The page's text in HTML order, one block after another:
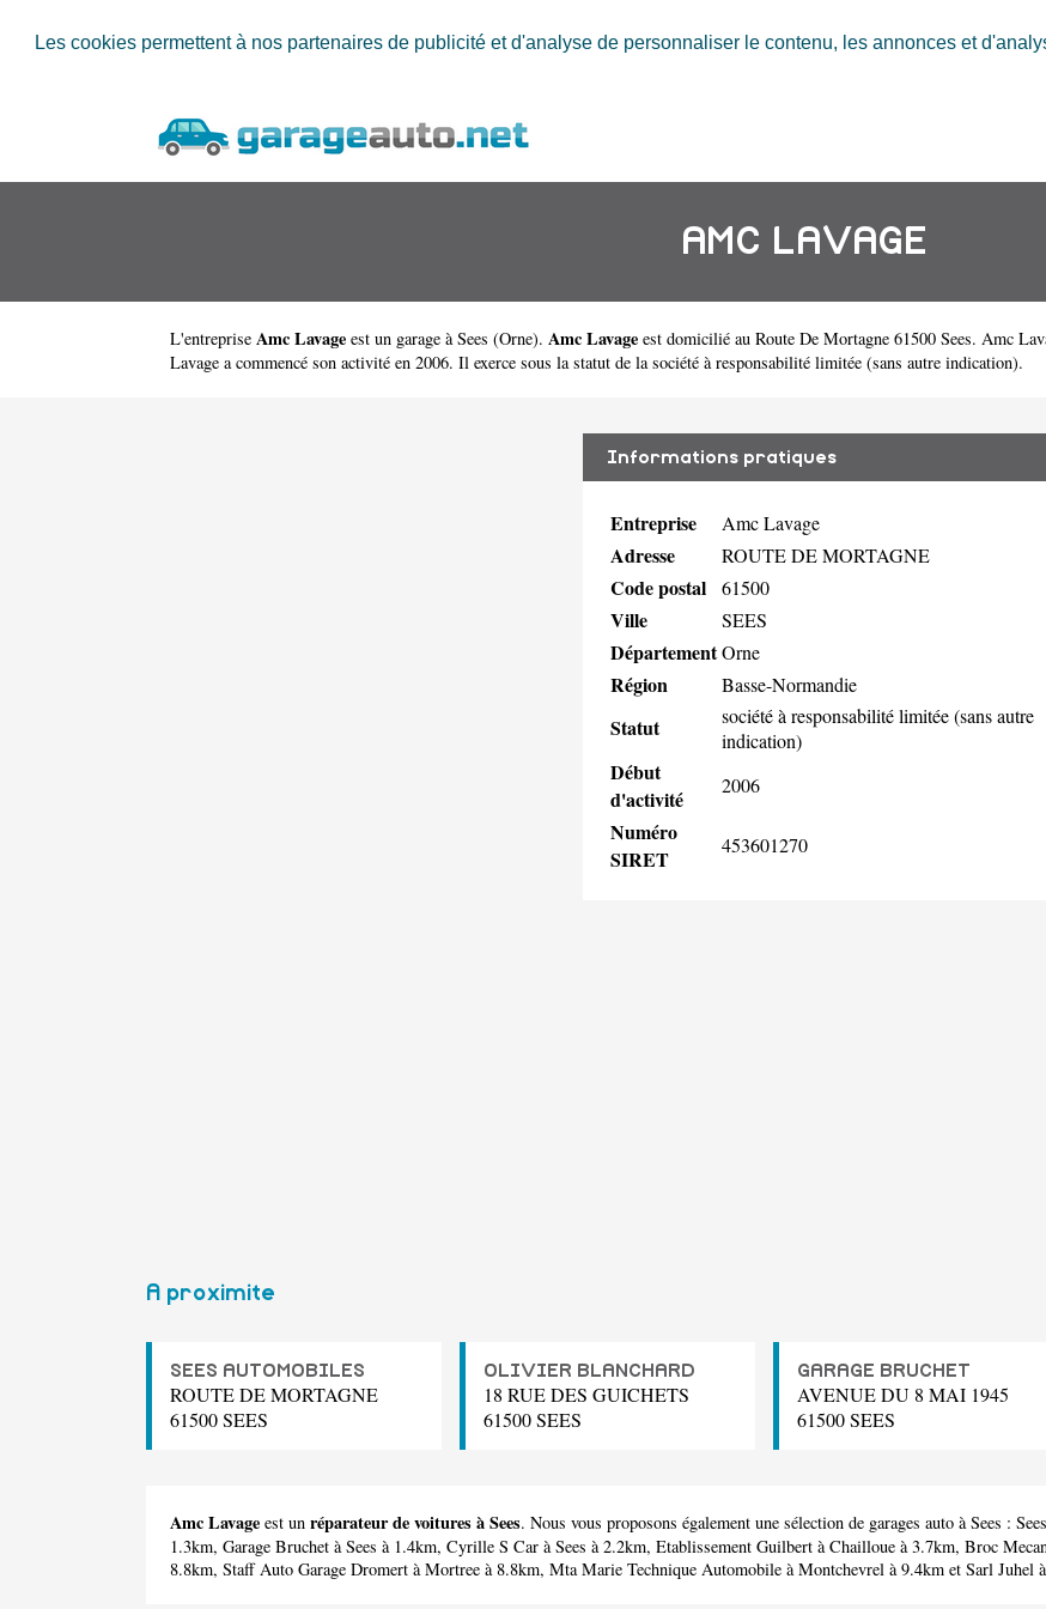
Les cookies permettent à nos partenaires de publicité et d'analyse de personnaliser le contenu, les annonces et
AMC LAVAGE
L'entreprise Amc Lavage est un garage à Sees (Orne). Amc Lavage est domicilié au Route De Mortagne 61500 Sees. Amc
Lavage a commencé son activité en 2006. Il exerce sous la statut de la société à responsabilité limitée (sans autre indication).
Informations pratiques
Entreprise Amc Lavage
Adresse ROUTE DE MORTAGNE
Code postal 61500
Ville SEES
DépartementOrne
Région Basse-Normandie
Statut
société à responsabilité limitée (sans autre
indication)
Début
d'activité
2006
Numéro
SIRET
453601270
A proximite
SEES AUTOMOBILES
ROUTE DE MORTAGNE
61500 SEES
OLIVIER BLANCHARD
18 RUE DES GUICHETS
61500 SEES
GARAGE BRUCHET
AVENUE DU 8 MAI 1945
61500 SEES
Amc Lavage est un réparateur de voitures à Sees. Nous vous proposons également une sélection de garages auto à Sees :
1.3km, Garage Bruchet à Sees à 1.4km, Cyrille S Car à Sees à 2.2km, Etablissement Guilbert à Chailloue à 3.7km, Broc
8.8km, Staff Auto Garage Dromert à Mortree à 8.8km, Mta Marie Technique Automobile à Montchevrel à 9.4km et Sarl Juhel